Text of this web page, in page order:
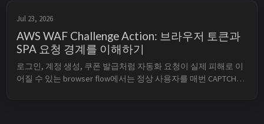
Jul 23, 2026
AWS WAF Challenge Action: 브라우저 토큰과
SPA 요청 경계를 이해하기
로그인, 계정 생성, 쿠폰 발급처럼 자동화 요청이 실제 피해로 이
어질 수 있는 browser flow에서는 정상 사용자를 매번 CAPTCHA